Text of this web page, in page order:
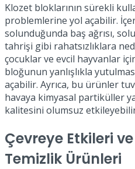
Klozet bloklarının sürekli
problemlerine yol açabilir.
solunduğunda baş ağrısı,
tahrişi gibi rahatsızlıklara
çocuklar ve evcil hayvanlar
bloğunun yanlışlıkla
açabilir. Ayrıca, bu ürünler
havaya kimyasal partiküller
kalitesini olumsuz
Çevreye Etkileri
Temizlik Ürünleri